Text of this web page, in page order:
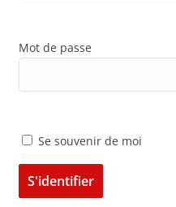
Mot de passe
Se souvenir de moi